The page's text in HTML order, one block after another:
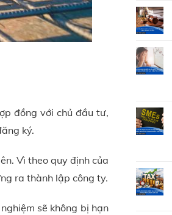
đồng với chủ đầu tư,
ký.
Vì theo quy định của
ra thành lập công ty.
sẽ không bị hạn